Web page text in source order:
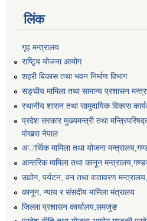
लिंक
गृह मन्त्रालय
राष्टि्ृय योजना आयोग
शहरी बिकास तथा भवन निर्माण विभाग
सङ्घीय मामिला तथा सामान्य प्रशासन
स्थानीय शासन तथा सामुदायिक विकास
प्रदेश सरकार मुख्यमन्त्री तथा
पाेखरा नेपाल
अार्थिक मामिला तथा योजना
आन्तरिक मामिला तथा कानून
उद्योग, पर्यटन, वन तथा वातावरण
कानून, न्याय र संसदीय मामिला मंत्रालय
जिल्ला प्रशासन कार्यालय,लमजुङ